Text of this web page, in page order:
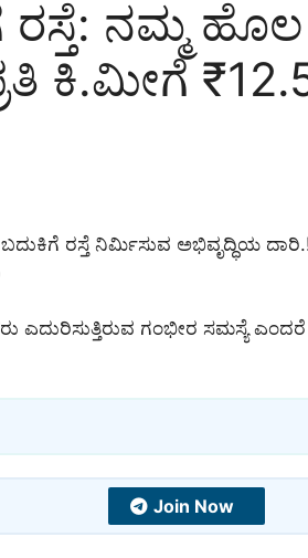
ನಮ್ಮ
₹12.5
ರಸ್ತೆ ನಿರ್ಮಿಸುವ ಅಭಿವೃದ್ಧಿಯ
ಎದುರಿಸುತ್ತಿರುವ ಗಂಭೀರ ಸಮಸ್ಯೆ
Join Now